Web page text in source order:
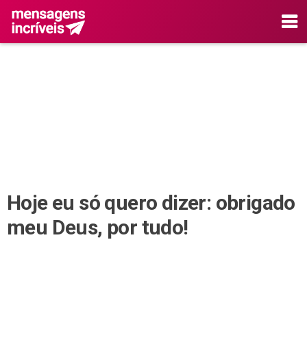
Hoje eu só quero dizer: obrigado
meu Deus, por tudo!